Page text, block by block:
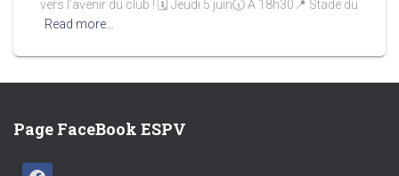
vers l’avenir du club ! 🗓 Jeudi 5 juin🕡 À 18h30📍 Stade du
Read more…
Page FaceBook ESPV